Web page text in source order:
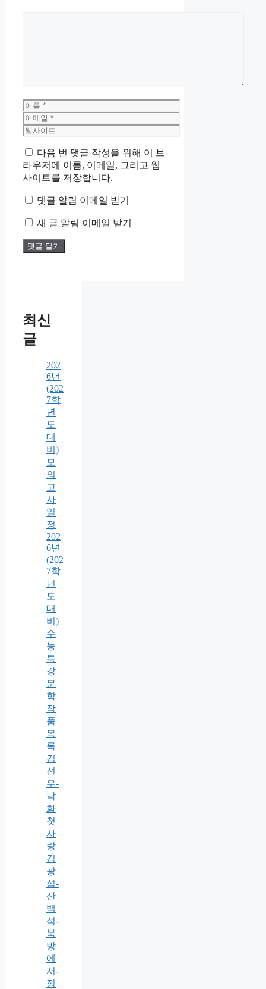
이
름
이
메
웹
이
트
다음 번 댓글 작성을 위해 이 브
라우저에 이름, 이메일, 그리고 웹
사이트를 저장합니다.
댓글 알림 이메일 받기
새 글 알림 이메일 받기
최신
글
202
6년
(202
7학
년
도
대
비)
모
의
고
사
일
정
202
6년
(202
7학
년
도
대
비)
수
능
특
강
문
학
작
품
목
록
김
선
우-
낙
화
첫
사
랑
김
광
섭-
산
백
석-
북
방
에
서-
정